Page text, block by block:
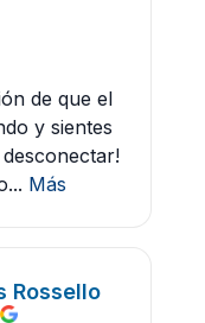
de que el
y sientes
Más
Rossello